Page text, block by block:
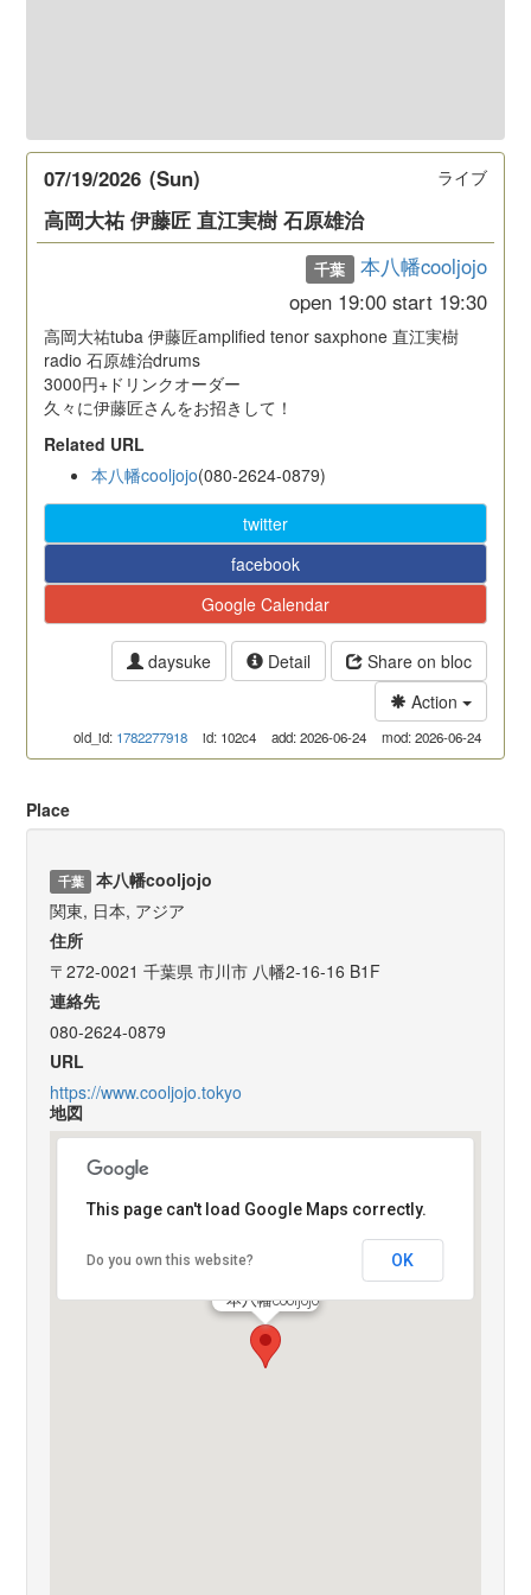
ライブ
07/19/2026 (Sun)
高岡大祐 伊藤匠 直江実樹 石原雄治
千葉
本八幡cooljojo
open 19:00 start 19:30
高岡大祐tuba 伊藤匠amplified tenor saxphone 直江実樹
radio 石原雄治drums
3000円+ドリンクオーダー
久々に伊藤匠さんをお招きして！
Related URL
本八幡cooljojo(080-2624-0879)
twitter
facebook
Google Calendar
daysuke Detail
Share on bloc
Action
old_id: 1782277918 id: 102c4 add: 2026-06-24 mod: 2026-06-24
Place
千葉 本八幡cooljojo
関東, 日本, アジア
住所
〒272-0021 千葉県 市川市 八幡2-16-16 B1F
連絡先
080-2624-0879
URL
https://www.cooljojo.tokyo
地図
本八幡cooljojo
This page can't load Google Maps correctly.
Do you own this website? OK